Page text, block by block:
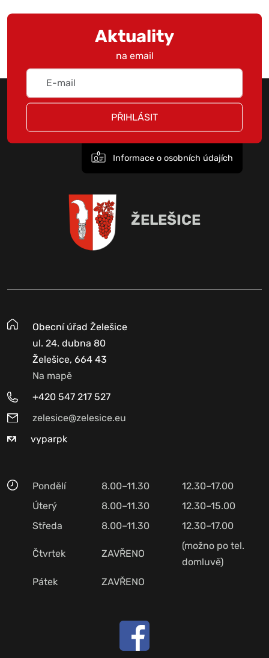
Aktuality
na email
PŘIHLÁSIT
Informace o osobních údajích
ŽELEŠICE
Obecní úřad Želešice
ul. 24. dubna 80
Želešice, 664 43
Na mapě
+420 547 217 527
zelesice@zelesice.eu
vyparpk
Pondělí 8.00–11.30
12.30–17.00
Úterý
8.00–11.30
12.30–15.00
Středa
8.00–11.30 12.30–17.00
Čtvrtek ZAVŘENO
(možno po tel.
domluvě)
Pátek
ZAVŘENO